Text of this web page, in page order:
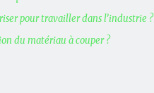
pour travailler dans l’industrie ?
du matériau à couper ?